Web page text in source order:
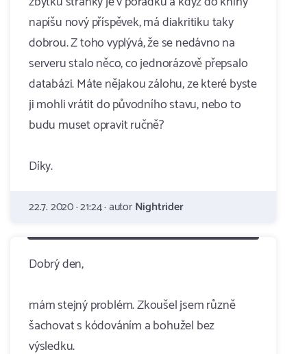
napíšu nový příspěvek, má diakritiku taky
dobrou. Z toho vyplývá, že se nedávno na
serveru stalo něco, co jednorázově přepsalo
databázi. Máte nějakou zálohu, ze které byste
ji mohli vrátit do původního stavu, nebo to
budu muset opravit ručně?
Díky.
22.7. 2020 · 21:24 · autorNightrider
Dobrý den,
mám stejný problém. Zkoušel jsem různě
šachovat s kódováním a bohužel bez
výsledku.